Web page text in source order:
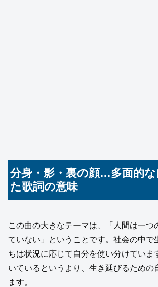
分身・影・裏の顔…多面的
た歌詞の意味
この曲の大きなテーマは、「人間は一つ
ていない」ということです。社会の中で
ちは状況に応じて自分を使い分けていま
いているというより、生き延びるための
ます。